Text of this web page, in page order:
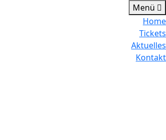
Menü
Home
Tickets
Aktuelles
Kontakt